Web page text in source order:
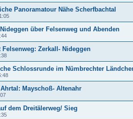
Panoramatour Nähe Scherfbachtal
über Felsenweg und Abenden
Zerkall- Nideggen
Schlossrunde im Nümbrechter
Mayschoß- Altenahr
dem Dreitälerweg/ Sieg